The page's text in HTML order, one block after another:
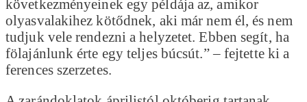
következményeinek egy példája az, amikor
olyasvalakihez kötődnek, aki már nem él, és nem
tudjuk vele rendezni a helyzetet. Ebben segít, ha
fölajánlunk érte egy teljes búcsút.” – fejtette ki a
ferences szerzetes.